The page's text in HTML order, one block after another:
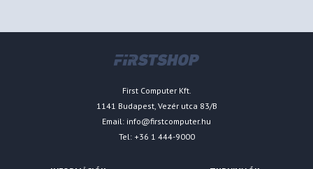
First Computer Kft.
1141 Budapest, Vezér utca 83/B
Email: info@firstcomputer.hu
Tel: +36 1 444-9000